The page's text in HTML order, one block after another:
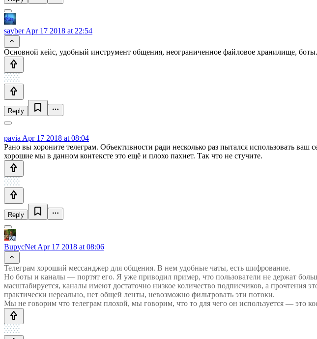
sayberApr 17 2018 at 22:54
Основной кейс, удобный инструмент общения, неограниченное файловое хранилище, боты.
Reply
pavia Apr 17 2018 at 08:04
Рано вы хороните телеграм. Объективности ради несколько раз пытался использовать
хорошие мы в данном контексте это ещё и плохо пахнет. Так что не стучите.
Reply
BupycNet Apr 17 2018 at 08:06
Телеграм хороший мессанджер для общения. В нем удобные чаты, есть шифрование.
Но боты и каналы — портят его. Я уже приводил пример, что пользователи не держат
масштабируется, каналы имеют достаточно низкое количество подписчиков, а прочтения
практически нереально, нет общей ленты, невозможно фильтровать эти потоки.
Мы не говорим что телеграм плохой, мы говорим, что то для чего он используется — это